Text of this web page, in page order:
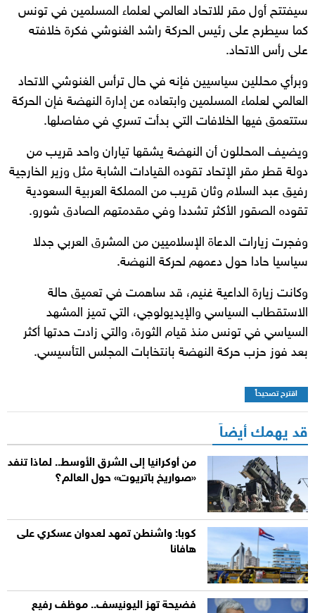
سيفتتح أول مقر للاتحاد العالمي لعلماء المسلمين في تونس
كما سيطرح على رئيس الحركة راشد الغنوشي فكرة خلافته
على رأس الاتحاد.
وبرأي محللين سياسيين فإنه في حال ترأس الغنوشي الاتحاد
العالمي لعلماء المسلمين وابتعاده عن إدارة النهضة فإن الحركة
ستتعمق فيها الخلافات التي بدأت تسري في مفاصلها.
ويضيف المحللون أن النهضة يشقها تياران واحد قريب من
دولة قطر مقر الإتحاد تقوده القيادات الشابة مثل وزير الخارجية
رفيق عبد السلام وثان قريب من المملكة العربية السعودية
تقوده الصقور الأكثر تشددا وفي مقدمتهم الصادق شورو.
وفجرت زيارات الدعاة الإسلاميين من المشرق العربي جدلا
سياسيا حادا حول دعمهم لحركة النهضة.
وكانت زيارة الداعية غنيم، قد ساهمت في تعميق حالة
الاستقطاب السياسي والإيديولوجي، التي تميز المشهد
السياسي في تونس منذ قيام الثورة، والتي زادت حدتها أكثر
بعد فوز حزب حركة النهضة بانتخابات المجلس التأسيسي.
اقترح تصحيحاً
قد يهمك أيضاً
من أوكرانيا إلى الشرق الأوسط.. لماذا تنفد
«صواريخ باتريوت» حول العالم؟
كوبا: واشنطن تمهد لعدوان عسكري على
هافانا
فضيحة تهز اليونيسف.. موظف رفيع